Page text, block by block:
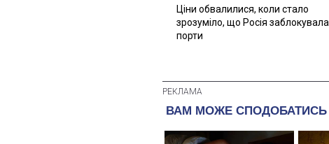
Ціни обвалилися, коли стало
зрозуміло, що Росія заблокувала
порти